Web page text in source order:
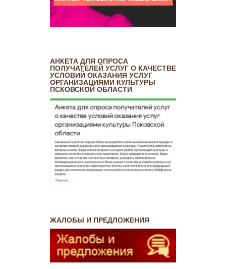
АНКЕТА ДЛЯ ОПРОСА
ПОЛУЧАТЕЛЕЙ УСЛУГ О КАЧЕСТВЕ
УСЛОВИЙ ОКАЗАНИЯ УСЛУГ
ОРГАНИЗАЦИЯМИ КУЛЬТУРЫ
ПСКОВСКОЙ ОБЛАСТИ
ЖАЛОБЫ И ПРЕДЛОЖЕНИЯ